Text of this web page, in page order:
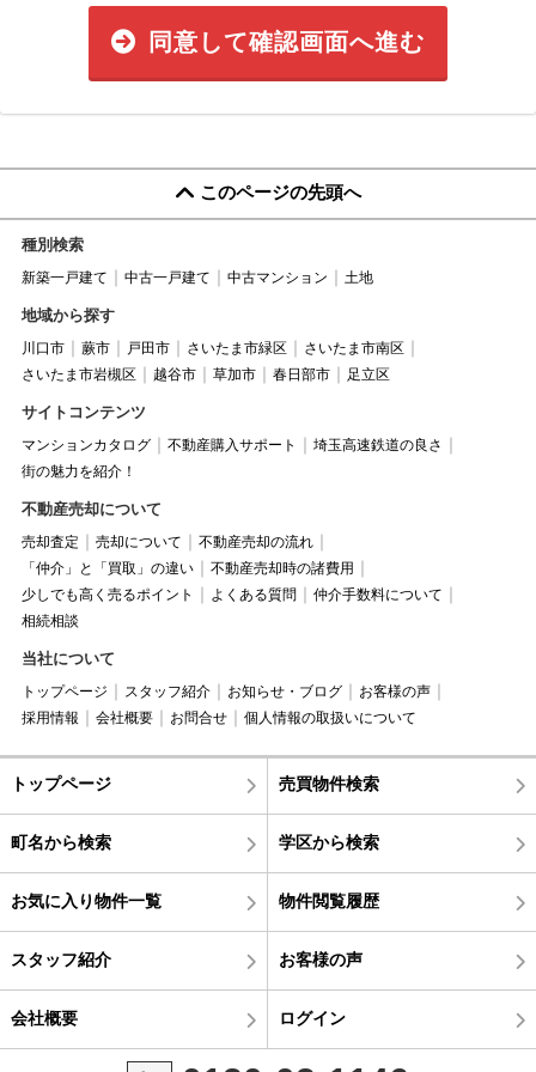
同意して確認画面へ進む
このページの先頭へ
種別検索
新築一戸建て 中古一戸建て 中古マンション 土地
地域から探す
川口市 蕨市 戸田市 さいたま市緑区
さいたま市南区
さいたま市岩槻区
越谷市 草加市 春日部市 足立区
サイトコンテンツ
マンションカタログ 不動産購入サポート
埼玉高速鉄道の良さ
街の魅力を紹介！
不動産売却について
売却査定 売却について
不動産売却の流れ
「仲介」と「買取」の違い
不動産売却時の諸費用
少しでも高く売るポイント
よくある質問
仲介手数料について
相続相談
当社について
トップページ スタッフ紹介 お知らせ・ブログ
お客様の声
採用情報
会社概要 お問合せ 個人情報の取扱いについて
トップページ 売買物件検索
町名から検索 学区から検索
お気に入り物件一覧 物件閲覧履歴
スタッフ紹介 お客様の声
会社概要 ログイン